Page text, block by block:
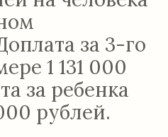
за 3-го
1 131 000
за ребенка
рублей.